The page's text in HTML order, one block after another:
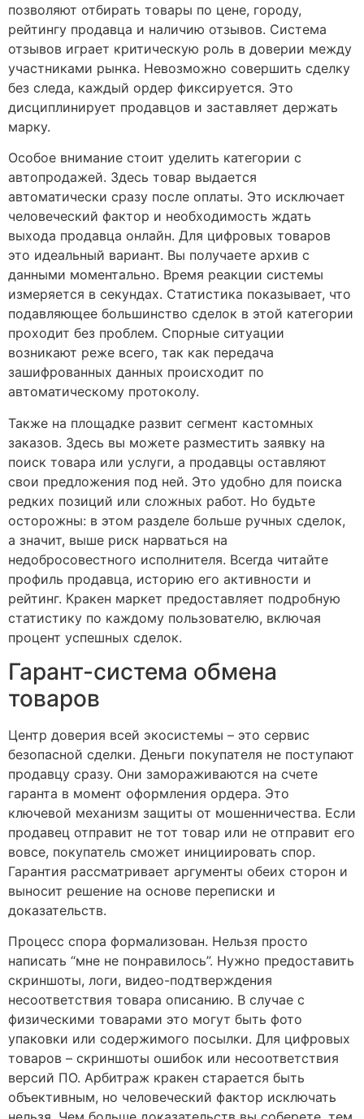
позволяют отбирать товары по цене, городу,
рейтингу продавца и наличию отзывов. Система
отзывов играет критическую роль в доверии между
участниками рынка. Невозможно совершить сделку
без следа, каждый ордер фиксируется. Это
дисциплинирует продавцов и заставляет держать
марку.
Особое внимание стоит уделить категории с
автопродажей. Здесь товар выдается
автоматически сразу после оплаты. Это исключает
человеческий фактор и необходимость ждать
выхода продавца онлайн. Для цифровых товаров
это идеальный вариант. Вы получаете архив с
данными моментально. Время реакции системы
измеряется в секундах. Статистика показывает, что
подавляющее большинство сделок в этой категории
проходит без проблем. Спорные ситуации
возникают реже всего, так как передача
зашифрованных данных происходит по
автоматическому протоколу.
Также на площадке развит сегмент кастомных
заказов. Здесь вы можете разместить заявку на
поиск товара или услуги, а продавцы оставляют
свои предложения под ней. Это удобно для поиска
редких позиций или сложных работ. Но будьте
осторожны: в этом разделе больше ручных сделок,
а значит, выше риск нарваться на
недобросовестного исполнителя. Всегда читайте
профиль продавца, историю его активности и
рейтинг. Кракен маркет предоставляет подробную
статистику по каждому пользователю, включая
процент успешных сделок.
Гарант-система обмена
товаров
Центр доверия всей экосистемы – это сервис
безопасной сделки. Деньги покупателя не поступают
продавцу сразу. Они замораживаются на счете
гаранта в момент оформления ордера. Это
ключевой механизм защиты от мошенничества. Если
продавец отправит не тот товар или не отправит его
вовсе, покупатель сможет инициировать спор.
Гарантия рассматривает аргументы обеих сторон и
выносит решение на основе переписки и
доказательств.
Процесс спора формализован. Нельзя просто
написать “мне не понравилось”. Нужно предоставить
скриншоты, логи, видео-подтверждения
несоответствия товара описанию. В случае с
физическими товарами это могут быть фото
упаковки или содержимого посылки. Для цифровых
товаров – скриншоты ошибок или несоответствия
версий ПО. Арбитраж кракен старается быть
объективным, но человеческий фактор исключать